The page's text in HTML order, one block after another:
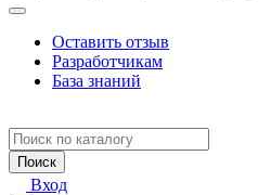
Оставить отзыв
Разработчикам
База знаний
Поиск
Вход